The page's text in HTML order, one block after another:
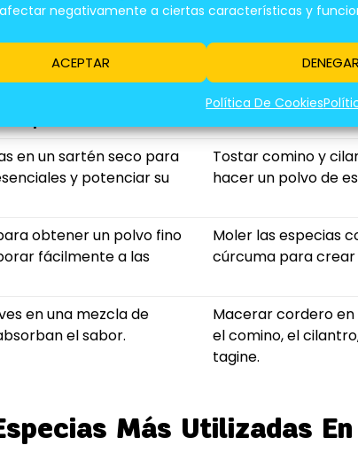
negativamente a ciertas características y
ACEPTAR DENEGAR
Política De Cookies
Las Especias a Tus Recetas
de Medio Oriente es entender cómo
algunas técnicas:
en un sartén seco para
y potenciar su
Tostar comino y
hacer un polvo de
obtener un polvo fino
fácilmente a las
Moler las especias
cúrcuma para crear
en una mezcla de
el sabor.
Macerar cordero
el comino, el
tagine.
Más Utilizadas